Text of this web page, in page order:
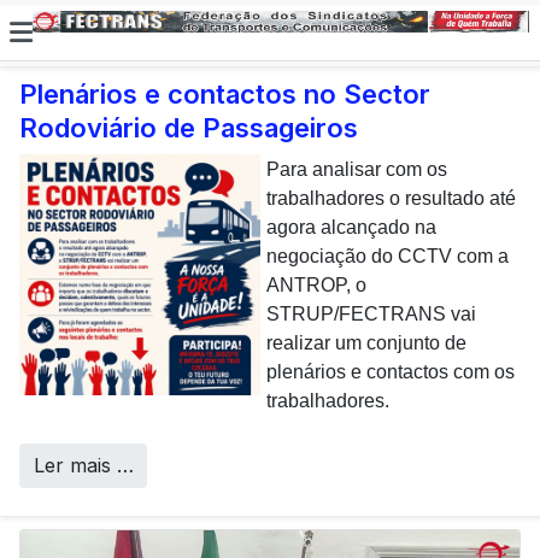
Plenários e contactos no Sector
Rodoviário de Passageiros
Para analisar com os
trabalhadores o resultado até
agora alcançado na
negociação do CCTV com a
ANTROP, o
STRUP/FECTRANS vai
realizar um conjunto de
plenários e contactos com os
trabalhadores.
Ler mais …
E não posso […] deixar de
dar uma nota de
agradecimento aos
colaboradores da CP que,
todos os dias, enfrentam com
sucesso os desafios
operacionais de manutenção
inerentes a uma frota tão
envelhecida.
Call Centers